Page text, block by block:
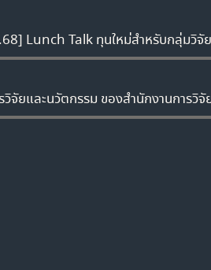
Lunch Talk ทุนใหม่สำหรับกลุ่ม
วิจัยและนวัตกรรม ของสำนักงานการ